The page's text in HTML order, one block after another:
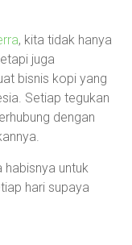
, kita tidak hanya
juga
bisnis kopi yang
Setiap tegukan
dengan
habisnya untuk
hari supaya